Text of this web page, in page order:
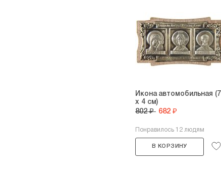
Икона автомобильная (7
х 4 см)
802 ₽ 682 ₽
Понравилось 12 людям
В КОРЗИНУ